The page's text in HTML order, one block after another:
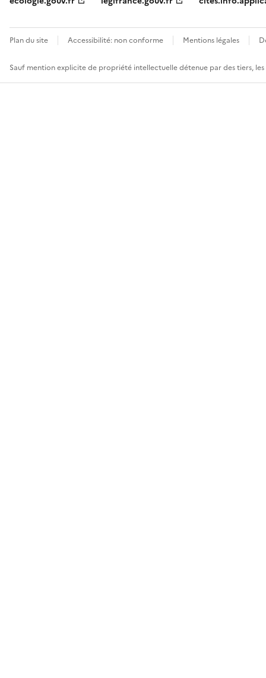
Plan du site Accessibilité: non conforme Mentions légales
Sauf mention explicite de propriété intellectuelle détenue par des tiers,